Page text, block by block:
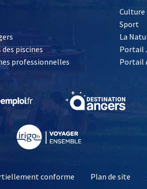
, Ouvre une nouvelle fenêtre
piscines
professionnelles
Culture
Sport
La
Portail
Portail
fenêtre , Ouvre une nouvelle fenêtre ,
conforme Plan de site